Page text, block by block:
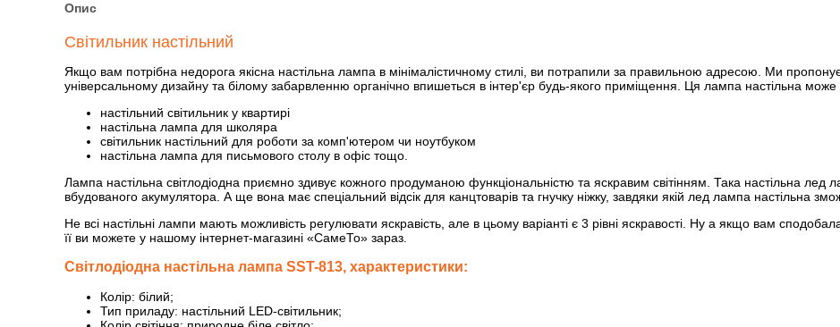
Опис
Світильник настільний
Якщо вам потрібна недорога якісна настільна лампа в мінімалістичному стилі, ви потрапили за правильною адресою. Ми
універсальному дизайну та білому забарвленню органічно впишеться в інтер'єр будь-якого приміщення. Ця лампа настільна може
настільний світильник у квартирі
настільна лампа для школяра
світильник настільний для роботи за комп'ютером чи ноутбуком
настільна лампа для письмового столу в офіс тощо.
Лампа настільна світлодіодна приємно здивує кожного продуманою функціональністю та яскравим світінням. Така настільна лед
вбудованого акумулятора. А ще вона має спеціальний відсік для канцтоварів та гнучку ніжку, завдяки якій лед лампа настільна
Не всі настільні лампи мають можливість регулювати яскравість, але в цьому варіанті є 3 рівні яскравості. Ну а якщо вам
її ви можете у нашому інтернет-магазині «СамеТо» зараз.
Світлодіодна настільна лампа SST-813, характеристики:
Колір: білий;
Тип приладу: настільний LED-світильник;